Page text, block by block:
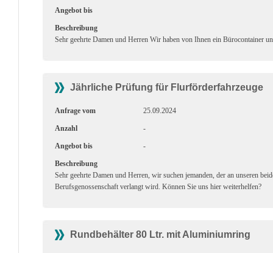
Angebot bis
Beschreibung
Sehr geehrte Damen und Herren Wir haben von Ihnen ein Bürocontainer
Jährliche Prüfung für Flurförderfahrzeuge
Anfrage vom 25.09.2024
Anzahl -
Angebot bis -
Beschreibung
Sehr geehrte Damen und Herren, wir suchen jemanden, der an unseren
Berufsgenossenschaft verlangt wird. Können Sie uns hier weiterhelfen?
Rundbehälter 80 Ltr. mit Aluminiumring